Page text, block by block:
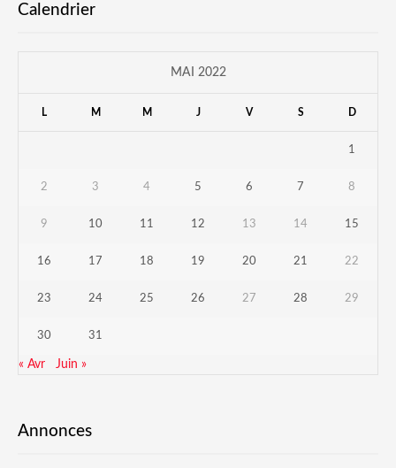
Calendrier
MAI 2022
L M M J V S D
1
2 3 4 5 6 7 8
9 10 11 12 13 14 15
16 17 18 19 20 21 22
23 24 25 26 27 28 29
30 31
« Avr Juin »
Annonces